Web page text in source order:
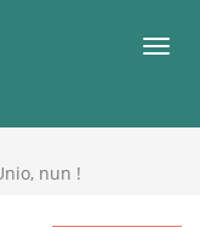
nun !